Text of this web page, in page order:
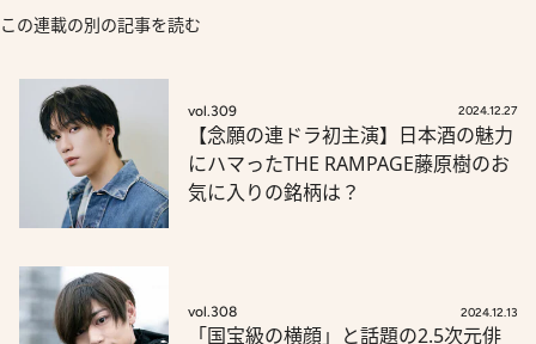
この連載の別の記事を読む
vol.309 2024.12.27
【念願の連ドラ初主演】日本酒の魅力
にハマったTHE RAMPAGE藤原樹のお
気に入りの銘柄は？
vol.308 2024.12.13
「国宝級の横顔」と話題の2.5次元俳